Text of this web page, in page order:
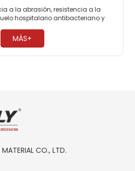
a la abrasión, resistencia a la
hospitalario antibacteriano y
encerar
MÁS+
CO., LTD.